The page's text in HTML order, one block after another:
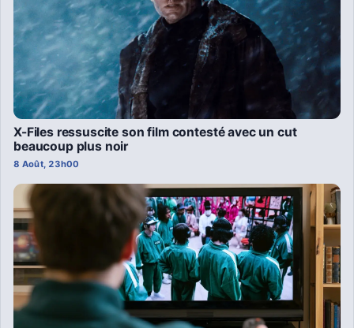
X-Files ressuscite son film contesté avec un cut
beaucoup plus noir
8 Août, 23h00